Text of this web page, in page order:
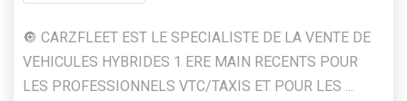
🔘 CARZFLEET EST LE SPECIALISTE DE LA VENTE DE
VEHICULES HYBRIDES 1 ERE MAIN RECENTS POUR
LES PROFESSIONNELS VTC/TAXIS ET POUR LES ...